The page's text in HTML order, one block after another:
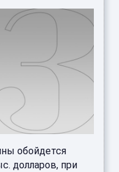
обойдется
долларов, при